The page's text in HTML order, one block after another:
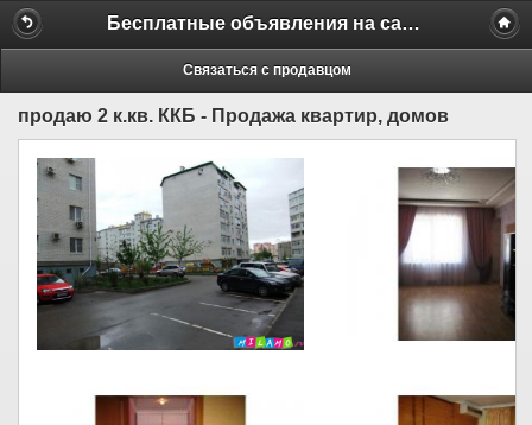
Бесплатные объявления на сайте MILAMO.ru
Связаться с продавцом
продаю 2 к.кв. ККБ - Продажа квартир, домов